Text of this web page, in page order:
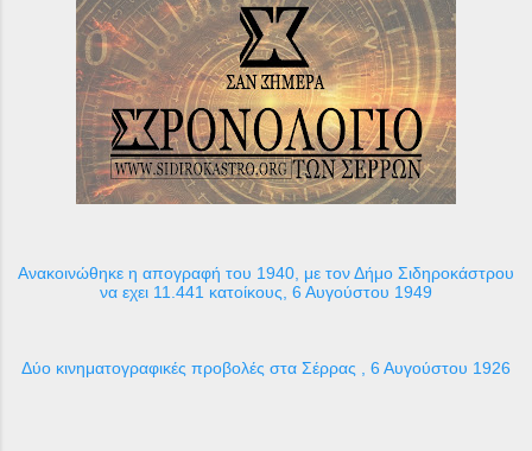
Ανακοινώθηκε η απογραφή του 1940, με τον Δήμο Σιδηροκάστρου
να εχει 11.441 κατοίκους, 6 Αυγούστου 1949
Δύο κινηματογραφικές προβολές στα Σέρρας , 6 Αυγούστου 1926